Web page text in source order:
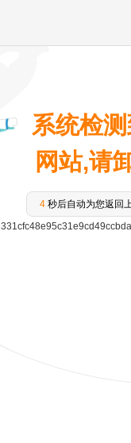
系统检
网站,请
4 秒后自动为您返回